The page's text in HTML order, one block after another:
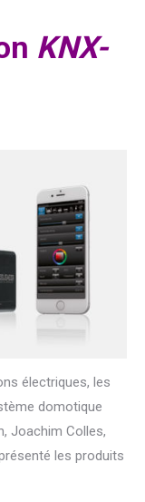
KNX-
électriques, les
domotique
Joachim Colles,
les produits